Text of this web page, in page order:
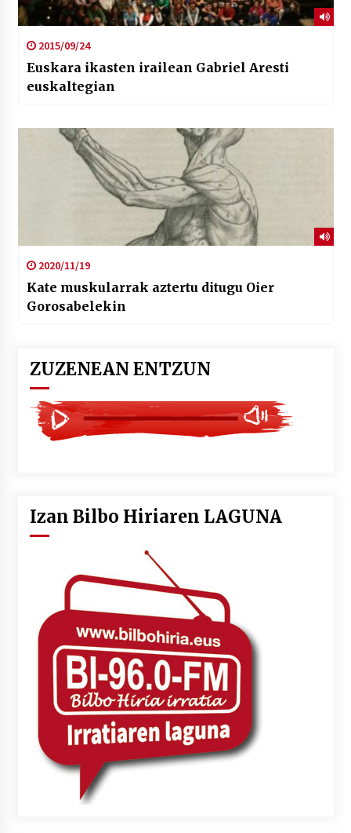
2015/09/24
Euskara ikasten irailean Gabriel Aresti
euskaltegian
2020/11/19
Kate muskularrak aztertu ditugu Oier
Gorosabelekin
ZUZENEAN ENTZUN
Izan Bilbo Hiriaren LAGUNA